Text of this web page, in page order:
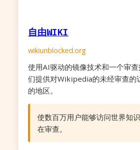
自由WIKI
wikiunblocked.org
使用AI驱动的镜像技术和一个审
们提供对Wikipedia的未经审查的
的地区。
使数百万用户能够访问世界知
在审查。